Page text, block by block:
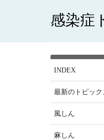
感染症
INDEX
最新のトピック
風しん
麻しん